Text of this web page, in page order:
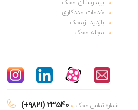
بیمارستان محک
خدمات مددکاری
بازدید ازمحک
مجله محک
(+۹۸۲۱) 23540 شماره تماس محک